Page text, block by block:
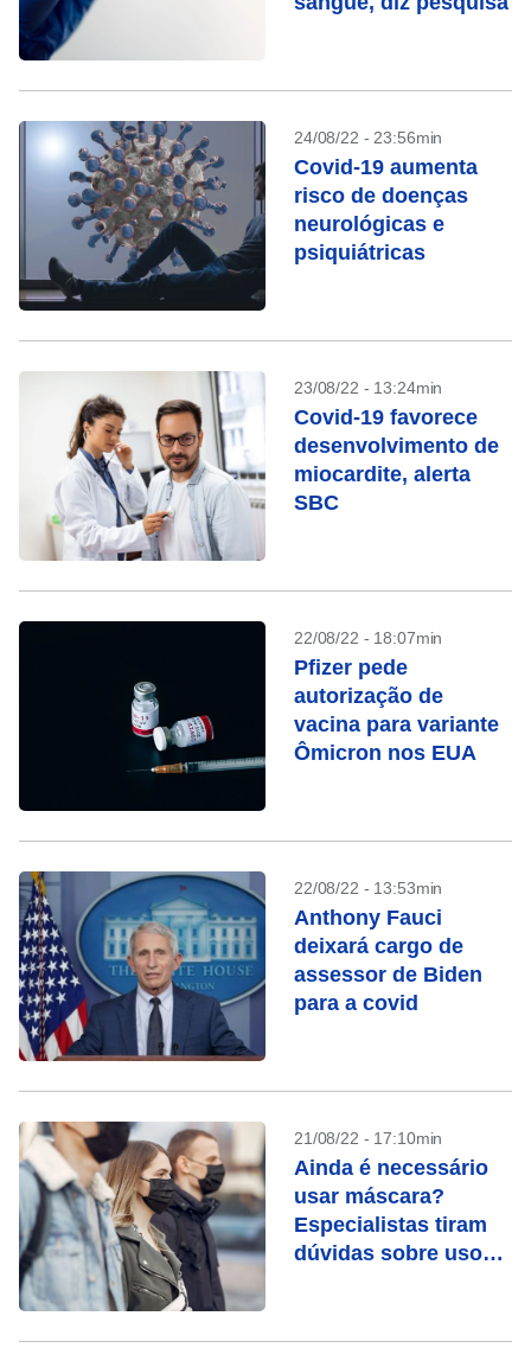
24/08/22 - 23:56min
Covid-19 aumenta
risco de doenças
neurológicas e
psiquiátricas
23/08/22 - 13:24min
Covid-19 favorece
desenvolvimento de
miocardite, alerta
SBC
22/08/22 - 18:07min
Pfizer pede
autorização de
vacina para variante
Ômicron nos EUA
22/08/22 - 13:53min
Anthony Fauci
deixará cargo de
assessor de Biden
para a covid
21/08/22 - 17:10min
Ainda é necessário
usar máscara?
Especialistas tiram
dúvidas sobre uso